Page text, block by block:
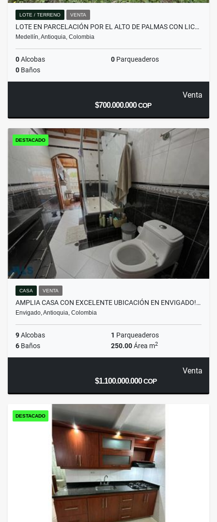
LOTE / TERRENO VENTA
LOTE EN PARCELACIÓN POR EL ALTO DE PALMAS CON LIC…
Medellín, Antioquia, Colombia
0Alcobas 0 Parqueaderos
0 Baños
Venta
$700.000.000COP
DESTACADO
CASA VENTA
AMPLIA CASA CON EXCELENTE UBICACIÓN EN ENVIGADO!…
Envigado, Antioquia, Colombia
9Alcobas 1 Parqueaderos
6 Baños 250.00Área m2
Venta
$1.100.000.000COP
DESTACADO